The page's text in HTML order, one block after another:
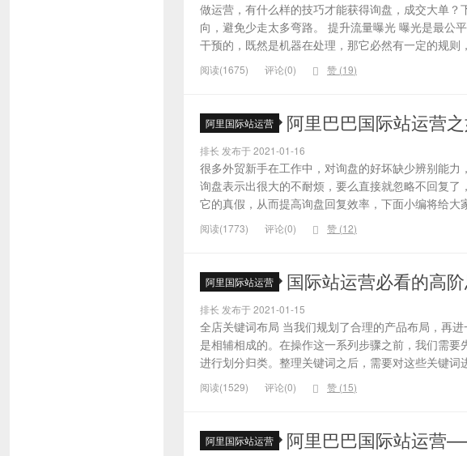
做运营，有什么样的技巧才能获得询盘，成交大单
向，避免少走太多弯路。 提升流量曝光 曝光是最公
干预的，既然是机器在处理，那它必然有一定的规则
阅读(1675) 评论(0) 赞 (19)
阿里国际站运营 阿里巴巴国际站运营
排长 发布于 2021-01-16
很多外贸新手在工作中，对询盘的好坏缺少辨别能
询盘表示出很大的不耐烦，要么直接就忽略不回复
它的真假，从而提高询盘回复效率，下面小编将给大
阅读(1773) 评论(0) 赞 (12)
阿里国际站运营 国际站运营必看的高阶
排长 发布于 2021-01-15
全店关键词布局 当我们规划了合理的产品布局，再
是相辅相成的。在操作这一系列步骤之前，我们需
进行划分归类。整理关键词之后，需要对这些关键词
阅读(1529) 评论(0) 赞 (15)
阿里国际站运营 阿里巴巴国际站运营